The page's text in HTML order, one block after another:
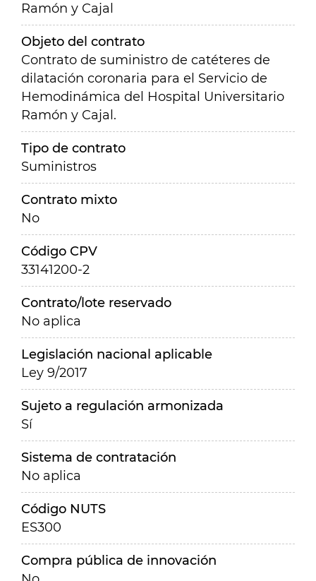
Ramón y Cajal
Objeto del contrato
Contrato de suministro de catéteres de
dilatación coronaria para el Servicio de
Hemodinámica del Hospital Universitario
Ramón y Cajal.
Tipo de contrato
Suministros
Contrato mixto
No
Código CPV
33141200-2
Contrato/lote reservado
No aplica
Legislación nacional aplicable
Ley 9/2017
Sujeto a regulación armonizada
Sí
Sistema de contratación
No aplica
Código NUTS
ES300
Compra pública de innovación